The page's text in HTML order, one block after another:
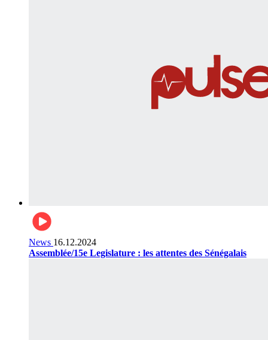
News 16.12.2024
Assemblée/15e Legislature : les attentes des Sénégalais